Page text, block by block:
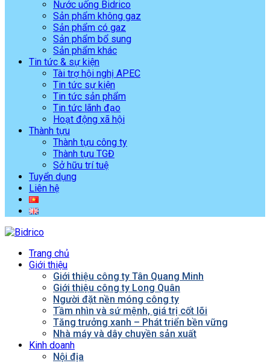
Nước uống Bidrico
Sản phẩm không gaz
Sản phẩm có gaz
Sản phẩm bổ sung
Sản phẩm khác
Tin tức & sự kiện
Tài trợ hội nghị APEC
Tin tức sự kiện
Tin tức sản phẩm
Tin tức lãnh đạo
Hoạt động xã hội
Thành tựu
Thành tựu công ty
Thành tựu TGĐ
Sở hữu trí tuệ
Tuyển dụng
Liên hệ
Trang chủ
Giới thiệu
Giới thiệu công ty Tân Quang Minh
Giới thiệu công ty Long Quân
Người đặt nền móng công ty
Tầm nhìn và sứ mệnh, giá trị cốt lõi
Tăng trưởng xanh – Phát triển bền vững
Nhà máy và dây chuyền sản xuất
Kinh doanh
Nội địa